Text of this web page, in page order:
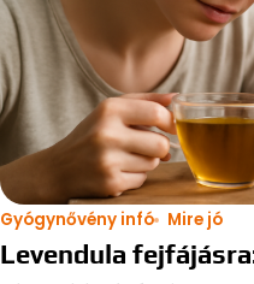
Gyógynővény infó Mire jó
Levendula